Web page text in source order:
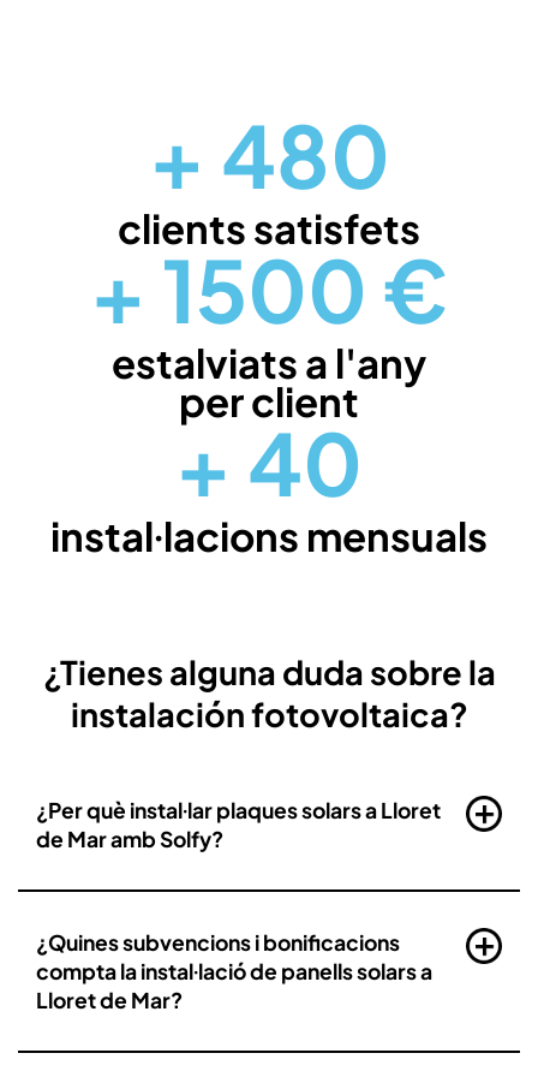
+ 480
clients satisfets
+ 1500 €
estalviats a l'any
per client
+ 40
instal·lacions mensuals
¿Tienes alguna duda sobre la
instalación fotovoltaica?
¿Per què instal·lar plaques solars a Lloret
de Mar amb Solfy?
¿Quines subvencions i bonificacions
compta la instal·lació de panells solars a
Lloret de Mar?